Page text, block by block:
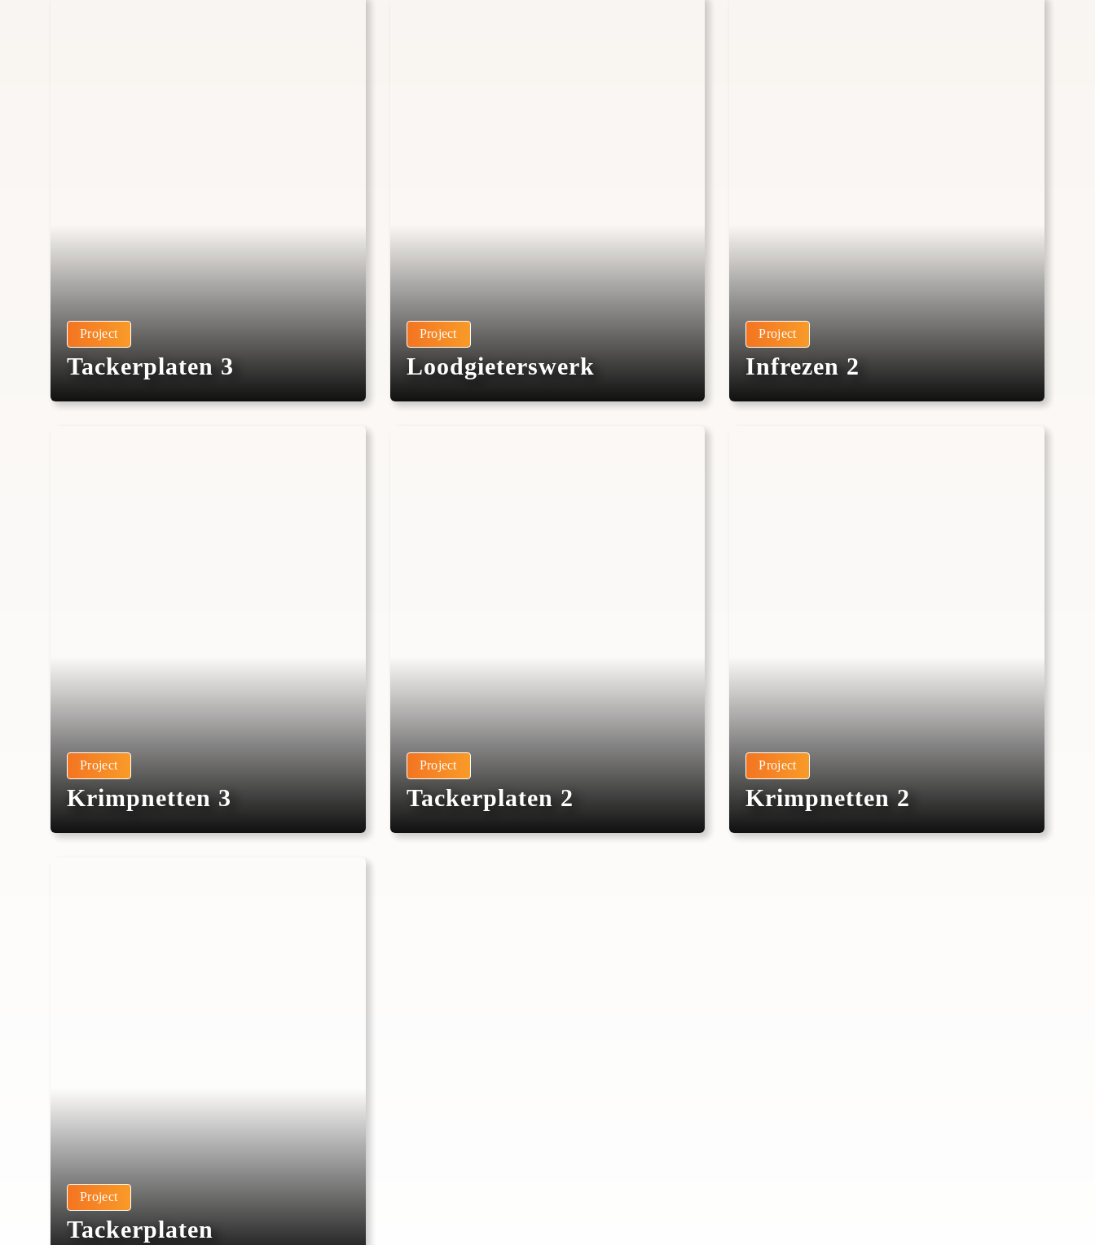
Project
Tackerplaten 3
Project
Loodgieterswerk
Project
Infrezen 2
Project
Krimpnetten 3
Project
Tackerplaten 2
Project
Krimpnetten 2
Project
Tackerplaten